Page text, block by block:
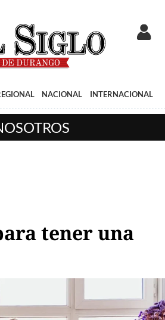
NACIONAL INTERNACIONAL
tener una